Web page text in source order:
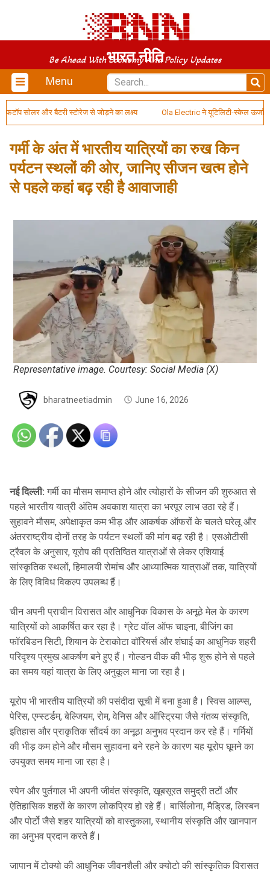
भारत नीति
Be Ahead With Economy And Policy Updates
Menu
सोलर और बैटरी स्टोरेज से जोड़ने का लक्ष्य Ola Electric ने यूटिलिटी-स्केल ऊर्जा
गर्मी के अंत में भारतीय यात्रियों का रुख किन
पर्यटन स्थलों की ओर, जानिए सीजन खत्म होने
से पहले कहां बढ़ रही है आवाजाही
Representative image. Courtesy: Social Media (X)
bharatneetiadmin June 16, 2026
नई दिल्ली: गर्मी का मौसम समाप्त होने और त्योहारों के सीजन की शुरुआत से
पहले भारतीय यात्री अंतिम अवकाश यात्रा का भरपूर लाभ उठा रहे हैं।
सुहावने मौसम, अपेक्षाकृत कम भीड़ और आकर्षक ऑफरों के चलते घरेलू और
अंतरराष्ट्रीय दोनों तरह के पर्यटन स्थलों की मांग बढ़ रही है। एसओटीसी
ट्रैवल के अनुसार, यूरोप की प्रतिष्ठित यात्राओं से लेकर एशियाई
सांस्कृतिक स्थलों, हिमालयी रोमांच और आध्यात्मिक यात्राओं तक, यात्रियों
के लिए विविध विकल्प उपलब्ध हैं।
चीन अपनी प्राचीन विरासत और आधुनिक विकास के अनूठे मेल के कारण
यात्रियों को आकर्षित कर रहा है। ग्रेट वॉल ऑफ चाइना, बीजिंग का
फॉरबिडन सिटी, शियान के टेराकोटा वॉरियर्स और शंघाई का आधुनिक शहरी
परिदृश्य प्रमुख आकर्षण बने हुए हैं। गोल्डन वीक की भीड़ शुरू होने से पहले
का समय यहां यात्रा के लिए अनुकूल माना जा रहा है।
यूरोप भी भारतीय यात्रियों की पसंदीदा सूची में बना हुआ है। स्विस आल्प्स,
पेरिस, एम्स्टर्डम, बेल्जियम, रोम, वेनिस और ऑस्ट्रिया जैसे गंतव्य संस्कृति,
इतिहास और प्राकृतिक सौंदर्य का अनूठा अनुभव प्रदान कर रहे हैं। गर्मियों
की भीड़ कम होने और मौसम सुहावना बने रहने के कारण यह यूरोप घूमने का
उपयुक्त समय माना जा रहा है।
स्पेन और पुर्तगाल भी अपनी जीवंत संस्कृति, खूबसूरत समुद्री तटों और
ऐतिहासिक शहरों के कारण लोकप्रिय हो रहे हैं। बार्सिलोना, मैड्रिड, लिस्बन
और पोर्टो जैसे शहर यात्रियों को वास्तुकला, स्थानीय संस्कृति और खानपान
का अनुभव प्रदान करते हैं।
जापान में टोक्यो की आधुनिक जीवनशैली और क्योटो की सांस्कृतिक विरासत